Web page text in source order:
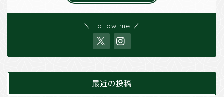
＼ Follow me ／
最近の投稿